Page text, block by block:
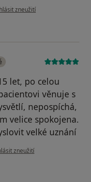
názoru uživatele Josef H.
zneužití
let, po celou
věnuje s
nepospíchá,
velice spokojena.
velké uznání
názoru uživatele Bohuslava N.
zneužití